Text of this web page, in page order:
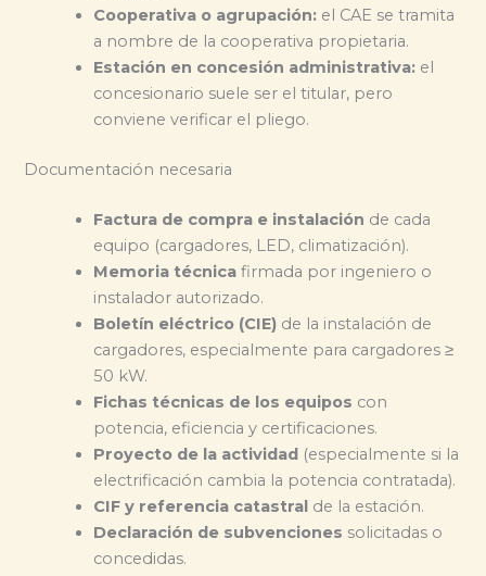
Cooperativa o agrupación: el CAE se tramita
a nombre de la cooperativa propietaria.
Estación en concesión administrativa: el
concesionario suele ser el titular, pero
conviene verificar el pliego.
Documentación necesaria
Factura de compra e instalación de cada
equipo (cargadores, LED, climatización).
Memoria técnica firmada por ingeniero o
instalador autorizado.
Boletín eléctrico (CIE) de la instalación de
cargadores, especialmente para cargadores ≥
50 kW.
Fichas técnicas de los equipos con
potencia, eficiencia y certificaciones.
Proyecto de la actividad (especialmente si la
electrificación cambia la potencia contratada).
CIF y referencia catastral de la estación.
Declaración de subvenciones solicitadas o
concedidas.